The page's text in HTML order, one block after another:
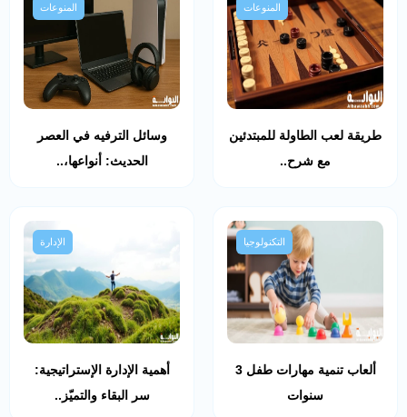
المنوعات
طريقة لعب الطاولة للمبتدئين
مع شرح..
المنوعات
وسائل الترفيه في العصر
الحديث: أنواعها،..
التكنولوجيا
ألعاب تنمية مهارات طفل 3
سنوات
الإدارة
أهمية الإدارة الإستراتيجية:
سر البقاء والتميّز..